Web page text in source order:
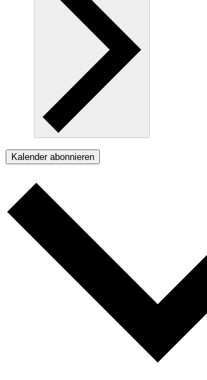
Kalender abonnieren